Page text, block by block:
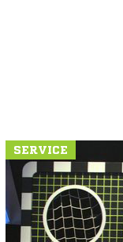
SERVICE